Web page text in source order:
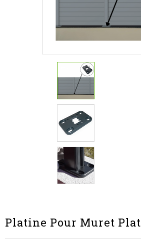
Platine Pour Muret Plat